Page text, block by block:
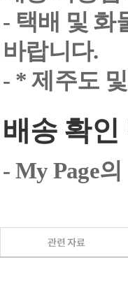
- 택배 및 화
바랍니다.
- * 제주도
배송 확인
- My Page